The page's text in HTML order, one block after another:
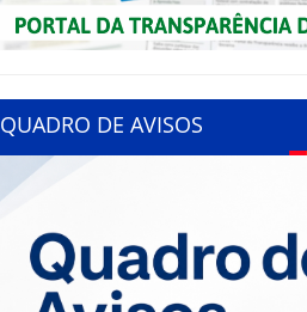
QUADRO DE AVISOS